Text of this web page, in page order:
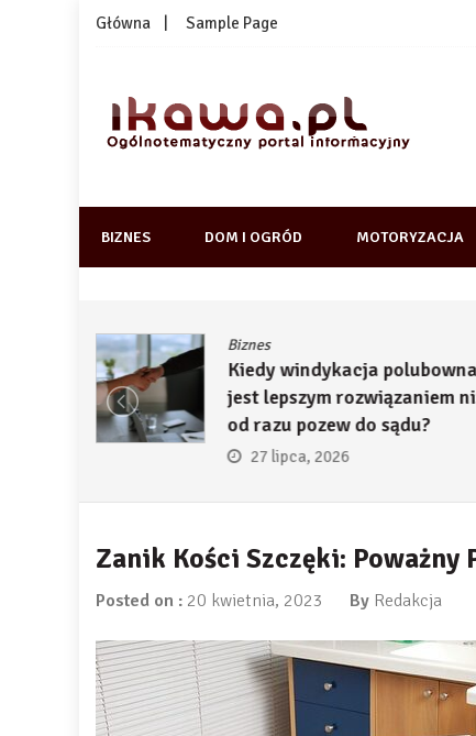
Skip
Główna Sample Page
1kawa.pl
BIZNES DOM I OGRÓD MOTORYZACJA
Biznes
Kiedy windykacja polubowna
jest lepszym rozwiązaniem
od razu pozew do sądu?
27 lipca, 2026
Zanik Kości Szczęki:
Posted on : 20 kwietnia, 2023 By Redakcja